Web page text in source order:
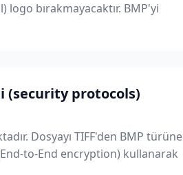
logo bırakmayacaktır. BMP'yi
protocols)
Dosyayı TIFF'den BMP türüne
to-End encryption) kullanarak